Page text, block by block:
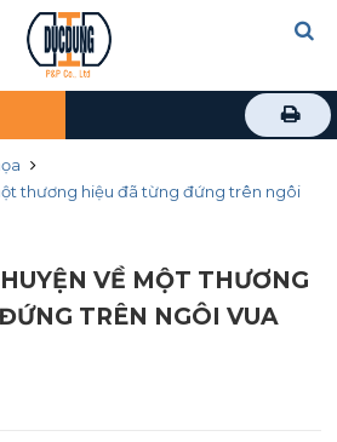
thương hiệu đã từng đứng trên ngôi
VỀ MỘT THƯƠNG
TRÊN NGÔI VUA